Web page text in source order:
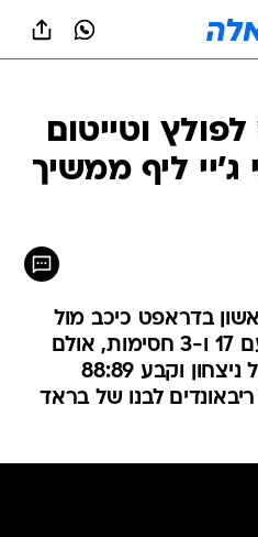
וטייטום
ג'יי ליף ממשיך
בדראפט כיכב מול
הסלטיקס שוויתרו עליו עם 17 ו-3 חסימות, אולם
הבחירה מספר 3 קלע סל ניצחון וקבע 88:89
לבוסטון. 19 נקודות ו-10 ריבאונדים לבנו של בראד